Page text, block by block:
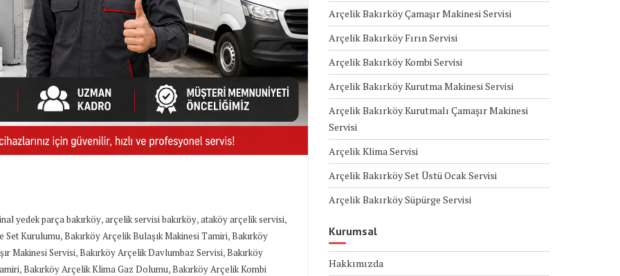
yedek parça bakırköy,arçelik servisi bakırköy,ataköy arçelik servisi,
Set Kurulumu,Bakırköy Arçelik Bulaşık Makinesi Tamiri,Bakırköy
Makinesi Servisi,Bakırköy Arçelik Davlumbaz Servisi,Bakırköy
,Bakırköy Arçelik Klima Gaz Dolumu,Bakırköy Arçelik Kombi
Arçelik Bakırköy Çamaşır Makinesi Servisi
Arçelik Bakırköy Fırın Servisi
Arçelik Bakırköy Kombi Servisi
Arçelik Bakırköy Kurutma Makinesi Servisi
Arçelik Bakırköy Kurutmalı Çamaşır Makinesi
Servisi
Arçelik Klima Servisi
Arçelik Bakırköy Set Üstü Ocak Servisi
Arçelik Bakırköy Süpürge Servisi
Kurumsal
Hakkımızda